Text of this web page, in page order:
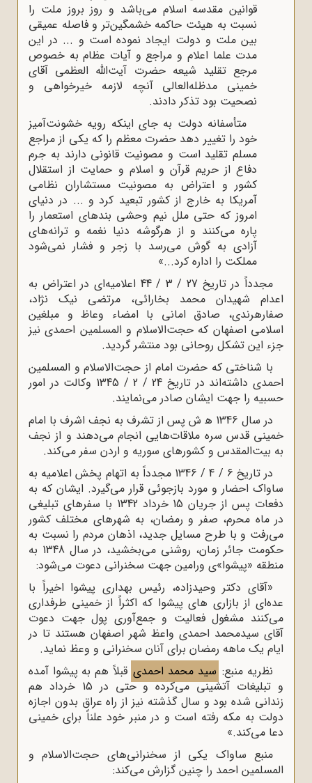
قوانین مقدسه اسلام می‌باشد و روز‌ بروز ملت را
نسبت به هیئت حاکمه خشمگین‌تر و فاصله عمیقی
بین ملت و دولت ایجاد نموده است و ... در این
مدت علما اعلام و مراجع و آیات عظام به خصوص
مرجع تقلید شیعه حضرت آیت‌الله العظمی آقای
خمینی مدظله‌العالی آنچه لازمه خیرخواهی و
نصحیت بود تذکر دادند.
متأسفانه دولت به جای اینکه رویه خشونت‌آمیز
خود را تغییر دهد حضرت معظم را که یکی از مراجع
مسلم تقلید است و مصونیت قانونی دارند به جرم
دفاع از حریم قرآن و اسلام و حمایت از استقلال
کشور و اعتراض به مصونیت مستشاران نظامی
آمریکا به خارج از کشور تبعید کرد و ... در دنیای
امروز که حتی ملل نیم ‌وحشی بندهای استعمار را
پاره می‌کنند و از هرگوشه دنیا نغمه و ترانه‌های
آزادی به گوش می‌رسد با زجر و فشار نمی‌شود
مملکت را اداره کرد...»
مجدداً در تاریخ 27 / 3 / 44 اعلامیه‌ای در اعتراض به
اعدام شهیدان محمد بخارائی، مرتضی نیک نژاد،
صفارهرندی، صادق امانی با امضاء وعاظ و مبلغین
اسلامی اصفهان که حجت‌الاسلام و المسلمین احمدی نیز
جزء این تشکل روحانی بود منتشر گردید.
با شناختی که حضرت امام از حجت‌الاسلام و المسلمین
احمدی داشته‌اند در تاریخ 24 / 2 / 1345 وکالت در امور
حسبیه را جهت ایشان صادر می‌نمایند.
در سال 1346 ﻫ ش پس از تشرف به نجف اشرف با امام
خمینی قدس سره ملاقات‌هایی انجام می‌دهند و از نجف
به بیت‌المقدس و کشورهای سوریه و اردن سفر می‌کند.
در تاریخ 6 / 4 / 1346 مجدداً به اتهام پخش اعلامیه به
ساواک احضار و مورد بازجوئی قرار می‌گیرد. ایشان که به
دفعات پس از جریان 15 خرداد 1342 با سفرهای تبلیغی
در ماه محرم، صفر و رمضان، به شهرهای مختلف کشور
می‌رفت و با طرح مسایل جدید، اذهان مردم را نسبت به
حکومت جائر زمان، روشنی می‌بخشید، در سال 1348 به
منطقه «پیشوا»ی ورامین جهت سخنرانی دعوت می‌شود:
«آقای دکتر وحیدزاده، رئیس بهداری پیشوا اخیراً با
عده‌ای از بازاری های پیشوا که اکثراً از خمینی طرفداری
می‌کنند مشغول فعالیت و جمع‌آوری پول جهت دعوت
آقای سیدمحمد احمدی واعظ شهر اصفهان هستند تا در
ایام یک ماهه رمضان برای آنان سخنرانی و وعظ نماید.
نظریه منبع: سید محمد احمدی قبلاً هم به پیشوا آمده
و تبلیغات آتشینی می‌کرده و حتی در 15 خرداد هم
زندانی شده بود و سال گذشته نیز از راه عراق بدون اجازه
دولت به مکه رفته است و در منبر خود علناً برای خمینی
دعا می‌کند.»
منبع ساواک یکی از سخنرانی‌های حجت‌الاسلام و
المسلمین احمد را چنین گزارش می‌کند: